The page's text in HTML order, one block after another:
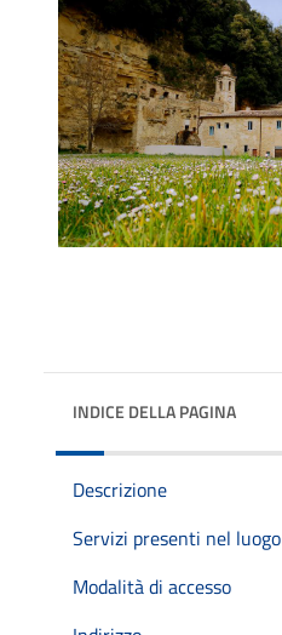
INDICE DELLA PAGINA
Descrizione
Servizi presenti nel luogo
Modalità di accesso